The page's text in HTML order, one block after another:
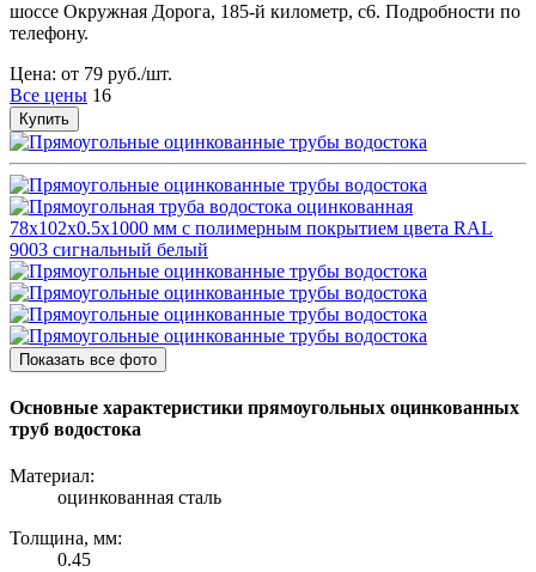
шоссе Окружная Дорога, 185-й километр, с6. Подробности по
телефону.
Цена: от 79 руб./шт.
Все цены 16
Купить
Показать все фото
Основные характеристики прямоугольных оцинкованных
труб водостока
Материал:
оцинкованная сталь
Толщина, мм:
0.45